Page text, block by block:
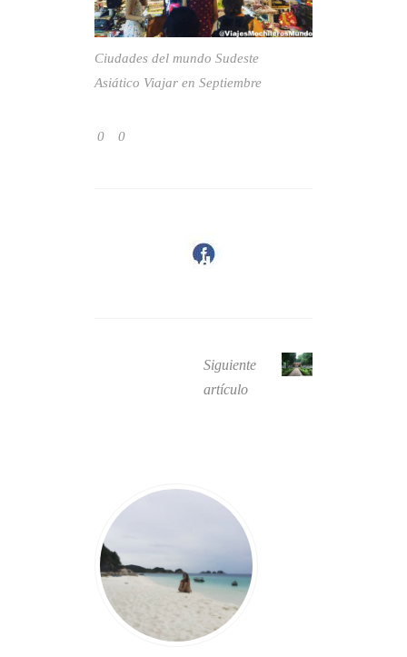
Ciudades del mundo Sudeste
Asiático Viajar en Septiembre
0 0
Siguiente
artículo